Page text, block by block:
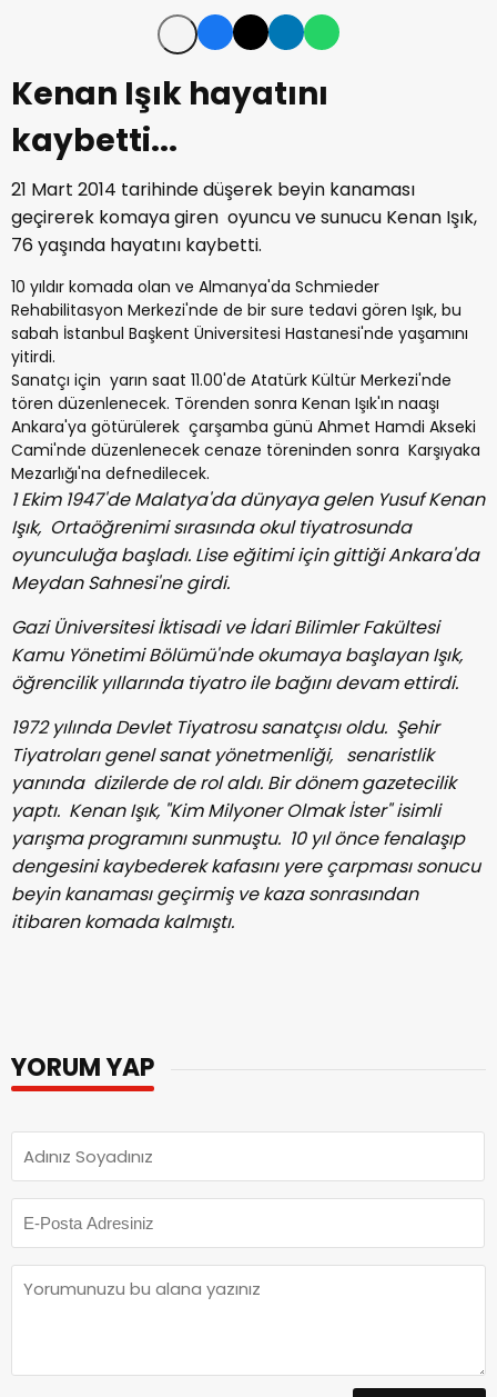
Kenan Işık hayatını
kaybetti...
21 Mart 2014 tarihinde düşerek beyin kanaması
geçirerek komaya giren oyuncu ve sunucu Kenan Işık,
76 yaşında hayatını kaybetti.
10 yıldır komada olan ve Almanya'da Schmieder
Rehabilitasyon Merkezi'nde de bir sure tedavi gören Işık, bu
sabah İstanbul Başkent Üniversitesi Hastanesi'nde yaşamını
yitirdi.
Sanatçı için yarın saat 11.00'de Atatürk Kültür Merkezi'nde
tören düzenlenecek. Törenden sonra Kenan Işık'ın naaşı
Ankara'ya götürülerek çarşamba günü Ahmet Hamdi Akseki
Cami'nde düzenlenecek cenaze töreninden sonra Karşıyaka
Mezarlığı'na defnedilecek.
1 Ekim 1947'de Malatya'da dünyaya gelen Yusuf Kenan
Işık, Ortaöğrenimi sırasında okul tiyatrosunda
oyunculuğa başladı. Lise eğitimi için gittiği Ankara'da
Meydan Sahnesi'ne girdi.
Gazi Üniversitesi İktisadi ve İdari Bilimler Fakültesi
Kamu Yönetimi Bölümü'nde okumaya başlayan Işık,
öğrencilik yıllarında tiyatro ile bağını devam ettirdi.
1972 yılında Devlet Tiyatrosu sanatçısı oldu. Şehir
Tiyatroları genel sanat yönetmenliği, senaristlik
yanında dizilerde de rol aldı. Bir dönem gazetecilik
yaptı. Kenan Işık, "Kim Milyoner Olmak İster" isimli
yarışma programını sunmuştu. 10 yıl önce fenalaşıp
dengesini kaybederek kafasını yere çarpması sonucu
beyin kanaması geçirmiş ve kaza sonrasından
itibaren komada kalmıştı.
YORUM YAP